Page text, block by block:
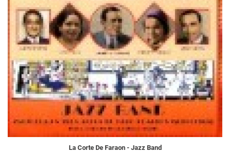
La Corte De Faraon - Jazz Band